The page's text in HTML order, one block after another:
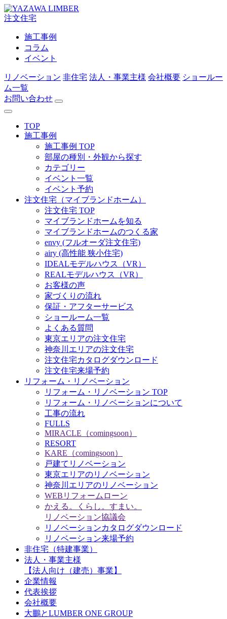
注文住宅
施工事例
コラム
イベント
リノベーション 非住宅 法人・事業主様 会社概要 ショールー
ム一覧
お問い合わせ
TOP
施工事例
施工事例 TOP
部屋の種別・外観から探す
カテゴリー
イベント一覧
イベント予約
注文住宅（マイブランドホーム）
注文住宅 TOP
マイブランドホームを知る
マイブランドホームのつくる家
envy (フルオーダ注文住宅)
airy (高性能 狭小住宅)
IDEALモデルハウス（VR）
REALモデルハウス（VR）
お客様の声
家づくりの流れ
保証・アフターサービス
ショールーム一覧
よくある質問
東京エリアの注文住宅
神奈川エリアの注文住宅
注文住宅カタログダウンロード
注文住宅来場予約
リフォーム・リノベーション
リフォーム・リノベーション TOP
リフォーム・リノベーションについて
工事の流れ
FULLS
MIRACLE（comingsoon）
RESORT
KARE（comingsoon）
戸建てリノベーション
東京エリアのリノベーション
神奈川エリアのリノベーション
WEBリフォームローン
かえる。くらし。すまい。
リノベーション協議会
リノベーションカタログダウンロード
リノベーション来場予約
非住宅（特建事業）
法人・事業主様
【法人向け（建売）事業】
企業情報
代表挨拶
会社概要
大鵬とLUMBER ONE GROUP